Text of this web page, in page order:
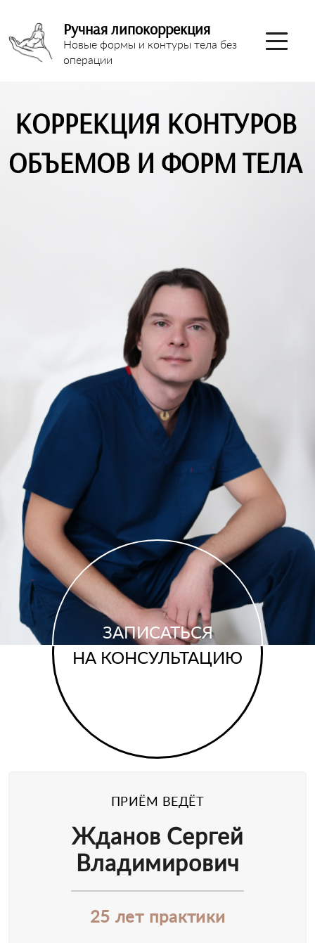
Ручная липокоррекция
Новые формы и контуры тела без
операции
КОРРЕКЦИЯ КОНТУРОВ
ОБЪЕМОВ И ФОРМ ТЕЛА
ЗАПИСАТЬСЯ
НА КОНСУЛЬТАЦИЮ
ПРИЁМ ВЕДЁТ
Жданов Сергей
Владимирович
25 лет практики